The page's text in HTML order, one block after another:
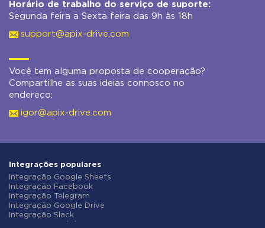
Horário de trabalho do serviço de suporte:
Segunda feira a Sexta feira das 9h às 18h
support@apix-drive.com
Você tem alguma proposta de cooperação?
Compartilhe as suas ideias connosco no
endereço:
igor@apix-drive.com
Integrações populares
Integração Google Sheets
Integração Facebook
Integração Telegram
Integração Google Drive
Integração Slack